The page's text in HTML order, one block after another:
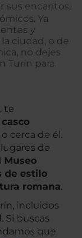
sus encantos,
Ya
y
ciudad, o de
no dejes
Turín para
, te
casco
o cerca de él.
de
Museo
de estilo
romana.
incluidos
Si buscas
que